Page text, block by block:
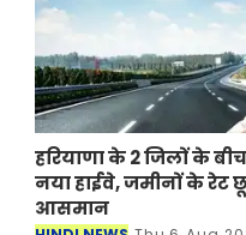
हरियाणा के 2 जिलों के
नया हाईवे, जमीनों के रेट
आसमान